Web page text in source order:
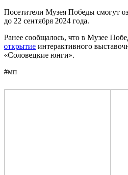
Посетители Музея Победы смогут
до 22 сентября 2024 года.
Ранее сообщалось, что в Музее
открытие интерактивного
«Соловецкие юнги».
#мп